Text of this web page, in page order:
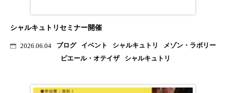
シャルキュトリセミナー開催
2026.06.04 ブログ イベント シャルキュトリ
メゾン・ラボリー
ピエール・オテイザ
シャルキュトリ